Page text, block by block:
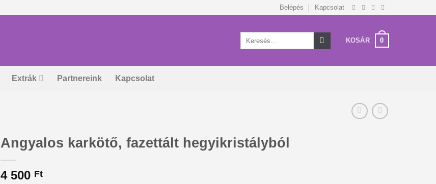
Belépés Kapcsolat
KOSÁR 0
Extrák Partnereink Kapcsolat
Angyalos karkötő, fazettált hegyikristályból
4 500 Ft